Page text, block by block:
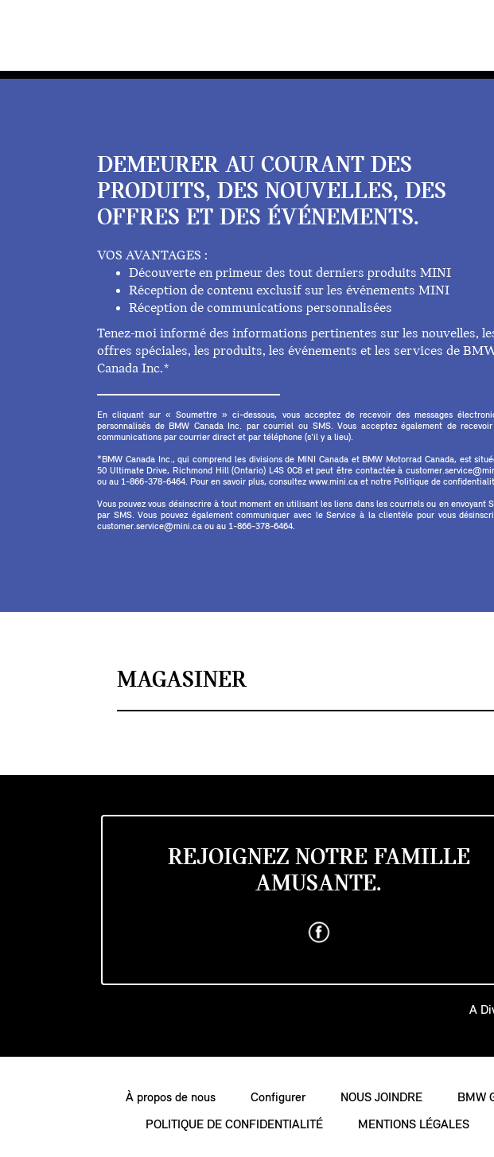
DEMEURER AU COURANT DES
PRODUITS, DES NOUVELLES, DES
OFFRES ET DES ÉVÉNEMENTS.
VOS AVANTAGES :
Découverte en primeur des tout derniers produits MINI
Réception de contenu exclusif sur les événements MINI
Réception de communications personnalisées
Tenez-moi informé des informations pertinentes sur les nouvelles,
offres spéciales, les produits, les événements et les services de
Canada Inc.*
En cliquant sur « Soumettre » ci-dessous, vous acceptez de recevoir des messages
personnalisés de BMW Canada Inc. par courriel ou SMS. Vous acceptez également de
communications par courrier direct et par téléphone (s'il y a lieu).
*BMW Canada Inc., qui comprend les divisions de MINI Canada et BMW Motorrad Canada, est
50 Ultimate Drive, Richmond Hill (Ontario) L4S 0C8 et peut être contactée à
ou au 1-866-378-6464. Pour en savoir plus, consultez www.mini.ca et notre Politique de
Vous pouvez vous désinscrire à tout moment en utilisant les liens dans les courriels ou en envoyant
par SMS. Vous pouvez également communiquer avec le Service à la clientèle pour vous
customer.service@mini.ca ou au 1-866-378-6464.
MAGASINER
REJOIGNEZ NOTRE FAMILLE
AMUSANTE.
A
À propos de nous Configurer NOUS JOINDRE BMW
POLITIQUE DE CONFIDENTIALITÉ MENTIONS LÉGALES